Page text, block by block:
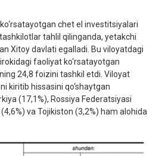
chet el investitsiyalari
tahlil qilinganda, yetakchi
Xitoy davlati egalladi. Bu viloyatdagi
faoliyat ko‘rsatayotgan
24,8 foizini tashkil etdi. Viloyat
kiritib hissasini qo‘shaytgan
(17,1%), Rossiya Federatsiyasi
va Tojikiston (3,2%) ham alohida